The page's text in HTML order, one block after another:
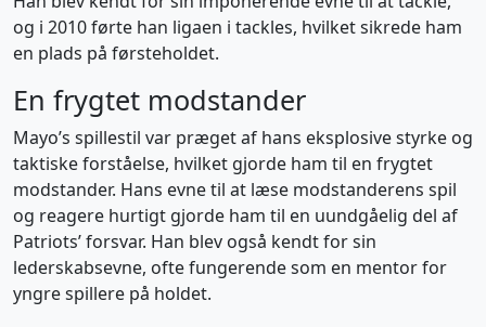
og i 2010 førte han ligaen i tackles, hvilket sikrede ham
en plads på førsteholdet.
En frygtet modstander
Mayo’s spillestil var præget af hans eksplosive styrke og
taktiske forståelse, hvilket gjorde ham til en frygtet
modstander. Hans evne til at læse modstanderens spil
og reagere hurtigt gjorde ham til en uundgåelig del af
Patriots’ forsvar. Han blev også kendt for sin
lederskabsevne, ofte fungerende som en mentor for
yngre spillere på holdet.